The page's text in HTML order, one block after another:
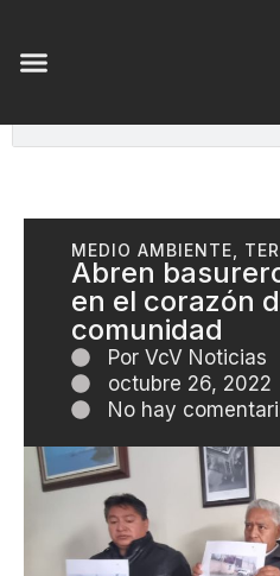
MEDIO AMBIENTE
Abren
en el corazón
comunidad
Por VcV Noticias
octubre 26, 2022
No hay